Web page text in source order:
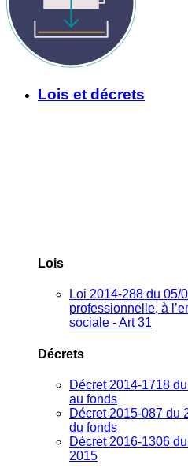
Lois et décrets
Lois
Loi 2014-288 du 05/
professionnelle, à
sociale - Art 31
Décrets
Décret 2014-1718
au fonds
Décret 2015-087 du
du fonds
Décret 2016-1306
2015